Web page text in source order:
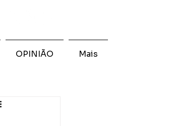
OPINIÃO Mais